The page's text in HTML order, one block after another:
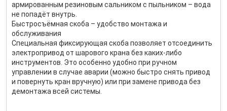
армированным резиновым сальником с пыльником – вода
не попадёт внутрь.
Быстросъёмная скоба – удобство монтажа и
обслуживания
Специальная фиксирующая скоба позволяет отсоединить
электропривод от шарового крана без каких-либо
инструментов. Это особенно удобно при ручном
управлении в случае аварии (можно быстро снять привод
и повернуть кран вручную) или при замене привода без
демонтажа всей системы.